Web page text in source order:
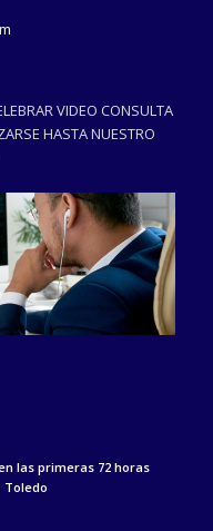
VIDEO CONSULTA
HASTA NUESTRO
las primeras 72 horas